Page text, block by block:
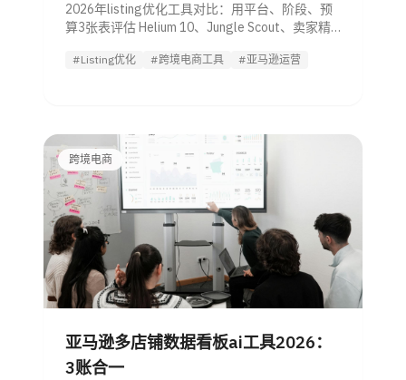
2026年listing优化工具对比：用平台、阶段、预
算3张表评估 Helium 10、Jungle Scout、卖家精
#Listing优化 #跨境电商工具 #亚马逊运营
跨境电商
亚马逊多店铺数据看板ai工具2026：
3账合一